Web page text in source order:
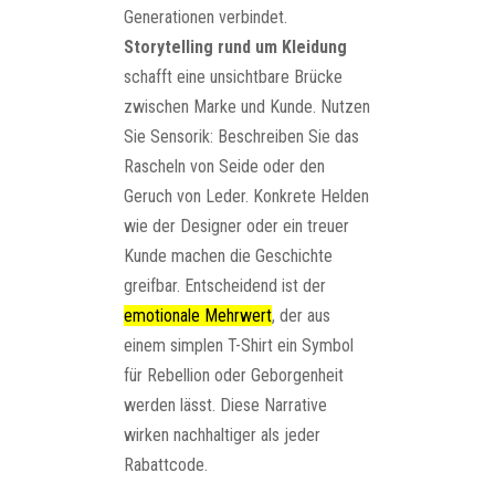
Generationen verbindet.
Storytelling rund um Kleidung
schafft eine unsichtbare Brücke
zwischen Marke und Kunde. Nutzen
Sie Sensorik: Beschreiben Sie das
Rascheln von Seide oder den
Geruch von Leder. Konkrete Helden
wie der Designer oder ein treuer
Kunde machen die Geschichte
greifbar. Entscheidend ist der
emotionale Mehrwert, der aus
einem simplen T-Shirt ein Symbol
für Rebellion oder Geborgenheit
werden lässt. Diese Narrative
wirken nachhaltiger als jeder
Rabattcode.